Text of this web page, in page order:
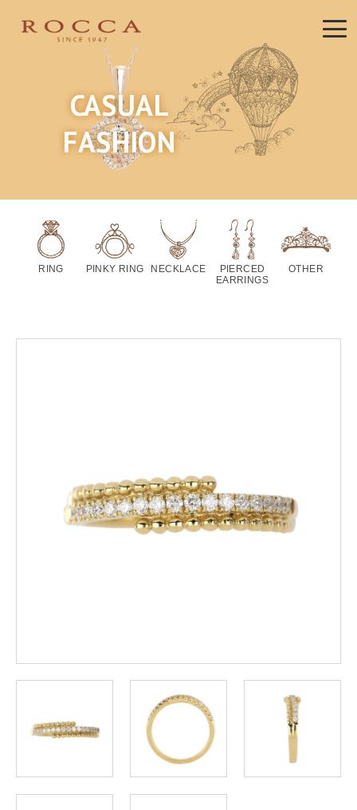
CASUAL
FASHION
RING PINKY RING NECKLACE
PIERCED
EARRINGS
OTHER